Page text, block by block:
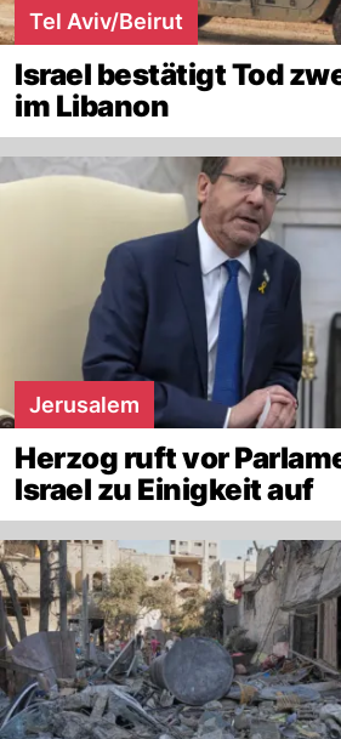
Tel Aviv/Beirut
Israel bestätigt Tod
im Libanon
Jerusalem
Herzog ruft vor
Israel zu Einigkeit auf